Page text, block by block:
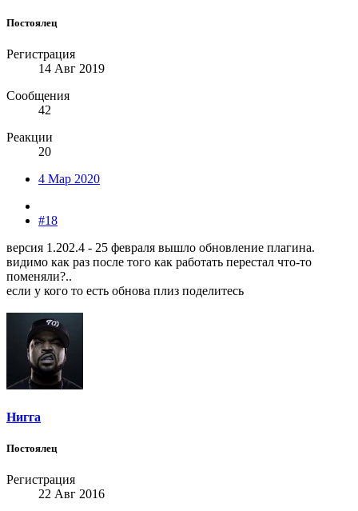
Постоялец
Регистрация
14 Авг 2019
Сообщения
42
Реакции
20
4 Мар 2020
#18
версия 1.202.4 - 25 февраля вышло обновление плагина.
видимо как раз после того как работать перестал что-то
поменяли?..
если у кого то есть обнова плиз поделитесь
Нигга
Постоялец
Регистрация
22 Авг 2016